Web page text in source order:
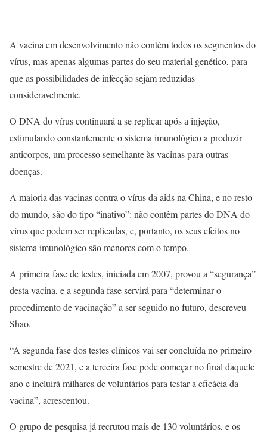
A vacina em desenvolvimento não contém todos os segmentos do
vírus, mas apenas algumas partes do seu material genético, para
que as possibilidades de infecção sejam reduzidas
consideravelmente.
O DNA do vírus continuará a se replicar após a injeção,
estimulando constantemente o sistema imunológico a produzir
anticorpos, um processo semelhante às vacinas para outras
doenças.
A maioria das vacinas contra o vírus da aids na China, e no resto
do mundo, são do tipo “inativo”: não contêm partes do DNA do
vírus que podem ser replicadas, e, portanto, os seus efeitos no
sistema imunológico são menores com o tempo.
A primeira fase de testes, iniciada em 2007, provou a “segurança”
desta vacina, e a segunda fase servirá para “determinar o
procedimento de vacinação” a ser seguido no futuro, descreveu
Shao.
“A segunda fase dos testes clínicos vai ser concluída no primeiro
semestre de 2021, e a terceira fase pode começar no final daquele
ano e incluirá milhares de voluntários para testar a eficácia da
vacina”, acrescentou.
O grupo de pesquisa já recrutou mais de 130 voluntários, e os